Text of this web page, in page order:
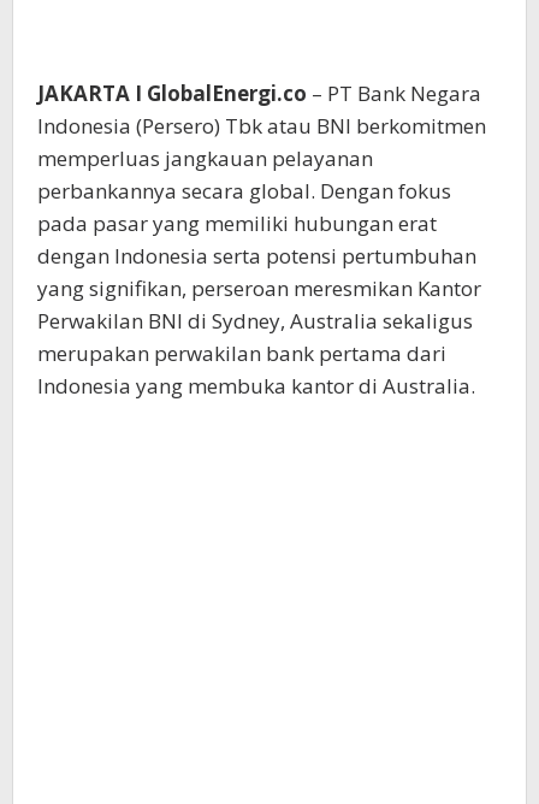
JAKARTA I GlobalEnergi.co – PT Bank Negara
Indonesia (Persero) Tbk atau BNI berkomitmen
memperluas jangkauan pelayanan
perbankannya secara global. Dengan fokus
pada pasar yang memiliki hubungan erat
dengan Indonesia serta potensi pertumbuhan
yang signifikan, perseroan meresmikan Kantor
Perwakilan BNI di Sydney, Australia sekaligus
merupakan perwakilan bank pertama dari
Indonesia yang membuka kantor di Australia.